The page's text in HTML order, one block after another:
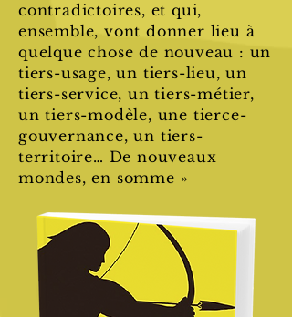
contradictoires, et qui,
ensemble, vont donner lieu à
quelque chose de nouveau : un
tiers-usage, un tiers-lieu, un
tiers-service, un tiers-métier,
un tiers-modèle, une tierce-
gouvernance, un tiers-
territoire… De nouveaux
mondes, en somme »